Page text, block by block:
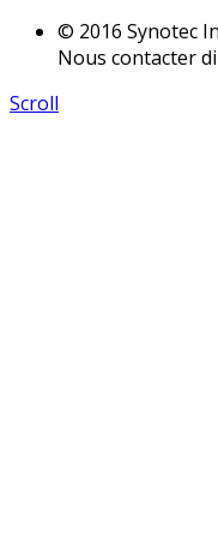
© 2016 Synotec
Nous contacter
Scroll